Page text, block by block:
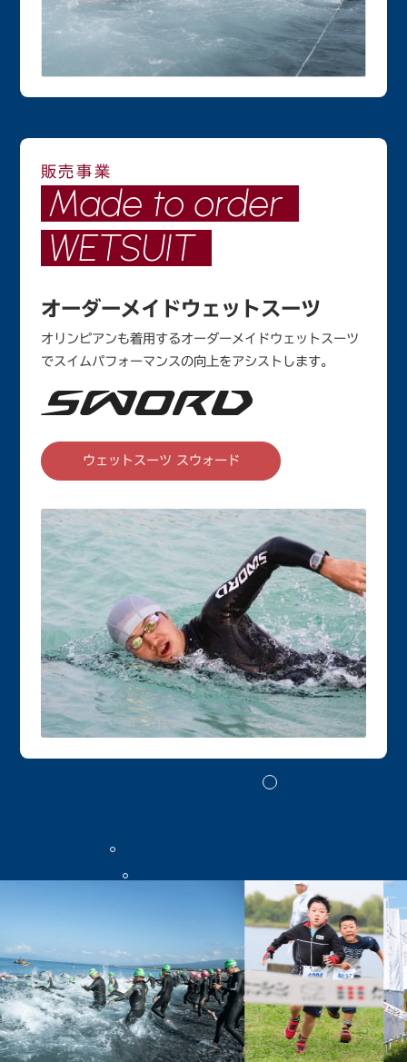
販売事業
Made to order
WETSUIT
オーダーメイドウェットスーツ
オリンピアンも着用するオーダーメイドウェットスーツ
でスイムパフォーマンスの向上をアシストします。
ウェットスーツ スウォード